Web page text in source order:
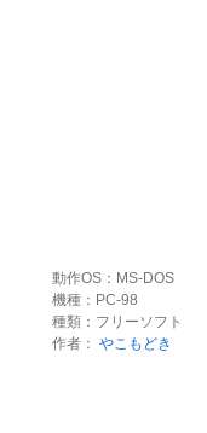
動作OS：MS-DOS
機種：PC-98
種類：フリーソフト
作者： やこもどき